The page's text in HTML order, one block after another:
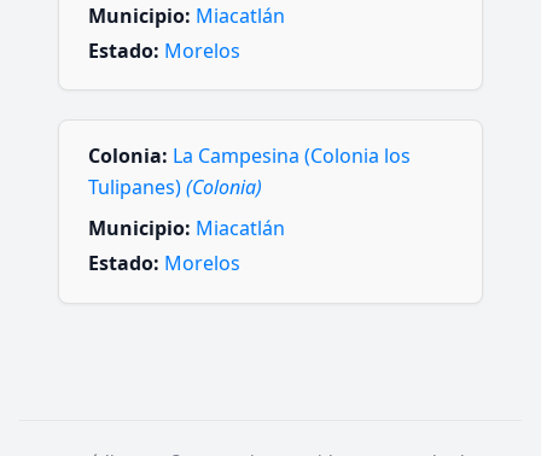
Municipio: Miacatlán
Estado: Morelos
Colonia: La Campesina (Colonia los
Tulipanes)(Colonia)
Municipio: Miacatlán
Estado: Morelos